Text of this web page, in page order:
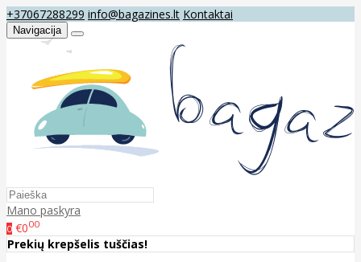
+37067288299 info@bagazines.lt Kontaktai
Navigacija
Mano paskyra
0 €000
Prekių krepšelis tuščias!